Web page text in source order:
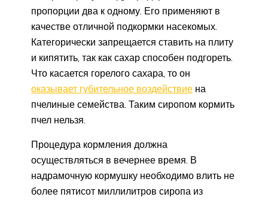
пропорции два к одному. Его применяют в
качестве отличной подкормки насекомых.
Категорически запрещается ставить на плиту
и кипятить, так как сахар способен подгореть.
Что касается горелого сахара, то он
оказывает губительное воздействие на
пчелиные семейства. Таким сиропом кормить
пчел нельзя.
Процедура кормления должна
осуществляться в вечернее время. В
надрамочную кормушку необходимо влить не
более пятисот миллилитров сиропа из